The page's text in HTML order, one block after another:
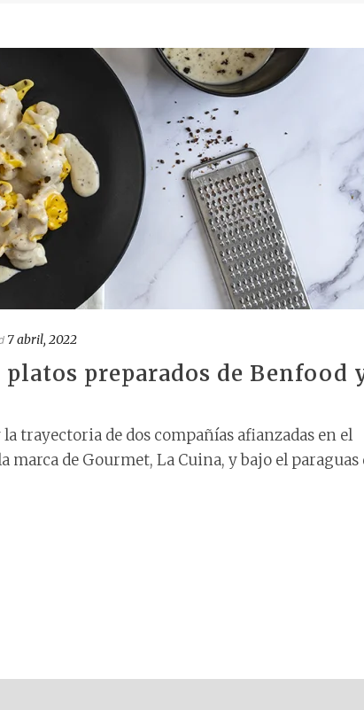
7 abril, 2022
preparados de Benfood
trayectoria de dos compañías afianzadas en el
marca de Gourmet, La Cuina, y bajo el paraguas